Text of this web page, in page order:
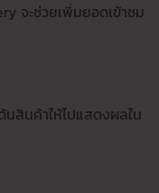
จะช่วยเพิ่มยอดเข้าชม
นสินค้าให้ไปแสดงผลใน